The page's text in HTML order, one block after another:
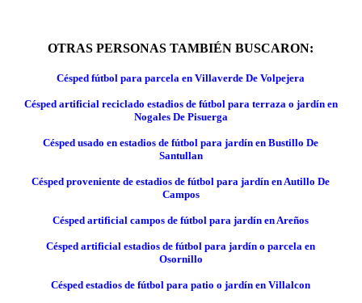
OTRAS PERSONAS TAMBIÉN BUSCARON:
Césped fútbol para parcela en Villaverde De Volpejera
Césped artificial reciclado estadios de fútbol para terraza o jardín en
Nogales De Pisuerga
Césped usado en estadios de fútbol para jardín en Bustillo De
Santullan
Césped proveniente de estadios de fútbol para jardín en Autillo De
Campos
Césped artificial campos de fútbol para jardín en Areños
Césped artificial estadios de fútbol para jardín o parcela en
Osornillo
Césped estadios de fútbol para patio o jardín en Villalcon